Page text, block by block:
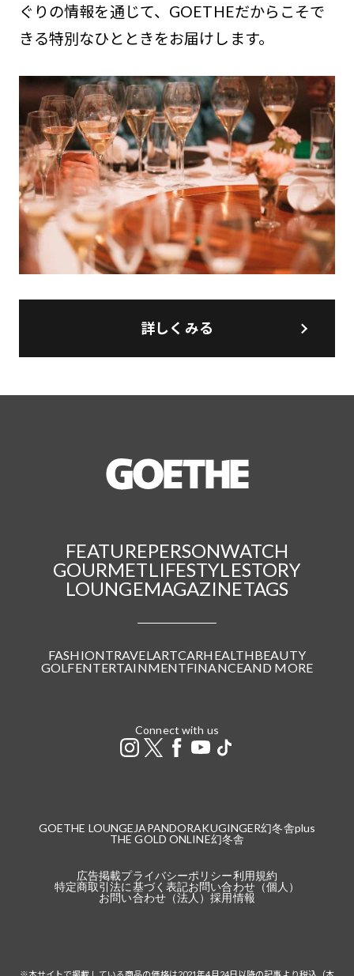
ぐりの情報を通じて、GOETHEだからこそで
きる特別なひとときをお届けします。
詳しくみる
FEATUREPERSONWATCH
GOURMETLIFESTYLESTORY
LOUNGEMAGAZINETAGS
FASHIONTRAVELARTCARHEALTHBEAUTY
GOLFENTERTAINMENTFINANCEAND MORE
Connect with us
GOETHE LOUNGE JAPANDORAKUGINGER幻冬舎plus
THE GOLD ONLINE幻冬舎
広告掲載プライバシーポリシー利用規約
特定商取引法に基づく表記お問い合わせ（個人）
お問い合わせ（法人）採用情報